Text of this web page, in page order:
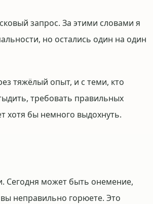
запрос. За этими словами я
но остались один на один
тяжёлый опыт, и с теми, кто
требовать правильных
хотя бы немного выдохнуть.
Сегодня может быть онемение,
неправильно горюете. Это